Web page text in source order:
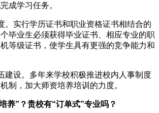
成学习任务。
。实行学历证书和职业资格证书相结合的
毕业生必须获得毕业证书、相应专业的职
等级证书，使学生具有更强的竞争能力和
建设。多年来学校积极推进校内人事制度
制，加大师资培养培训的力度。
养”？贵校有“订单式”专业吗？